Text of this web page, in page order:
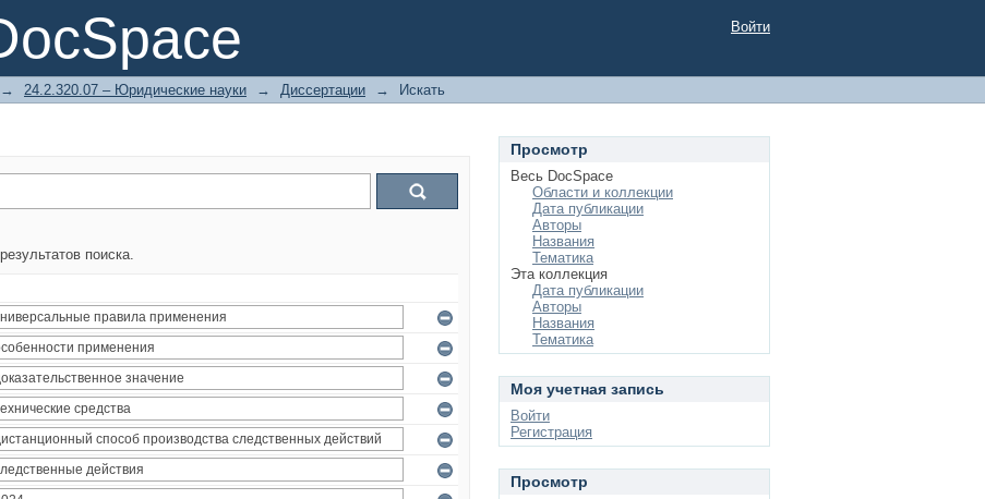
Войти
→ 24.2.320.07 – Юридические науки → Диссертации → Искать
поиска.
Просмотр
Весь DocSpace
Области и коллекции
Дата публикации
Авторы
Названия
Тематика
Эта коллекция
Дата публикации
Авторы
Названия
Тематика
Моя учетная запись
Войти
Регистрация
Просмотр